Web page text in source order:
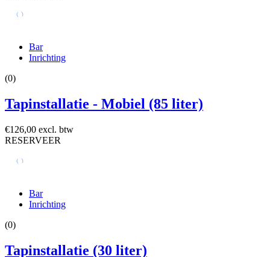
Bar
Inrichting
(0)
Tapinstallatie - Mobiel (85 liter)
€126,00 excl. btw
RESERVEER
Bar
Inrichting
(0)
Tapinstallatie (30 liter)